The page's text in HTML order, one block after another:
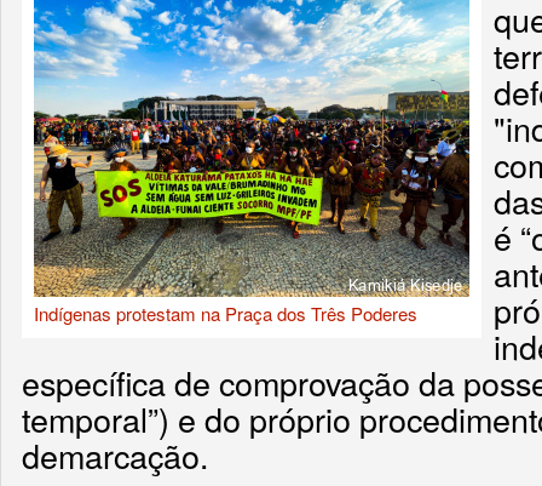
Indígenas protestam na Praça dos Três Poderes
é
específica de comprovação da
temporal”) e do próprio
demarcação.